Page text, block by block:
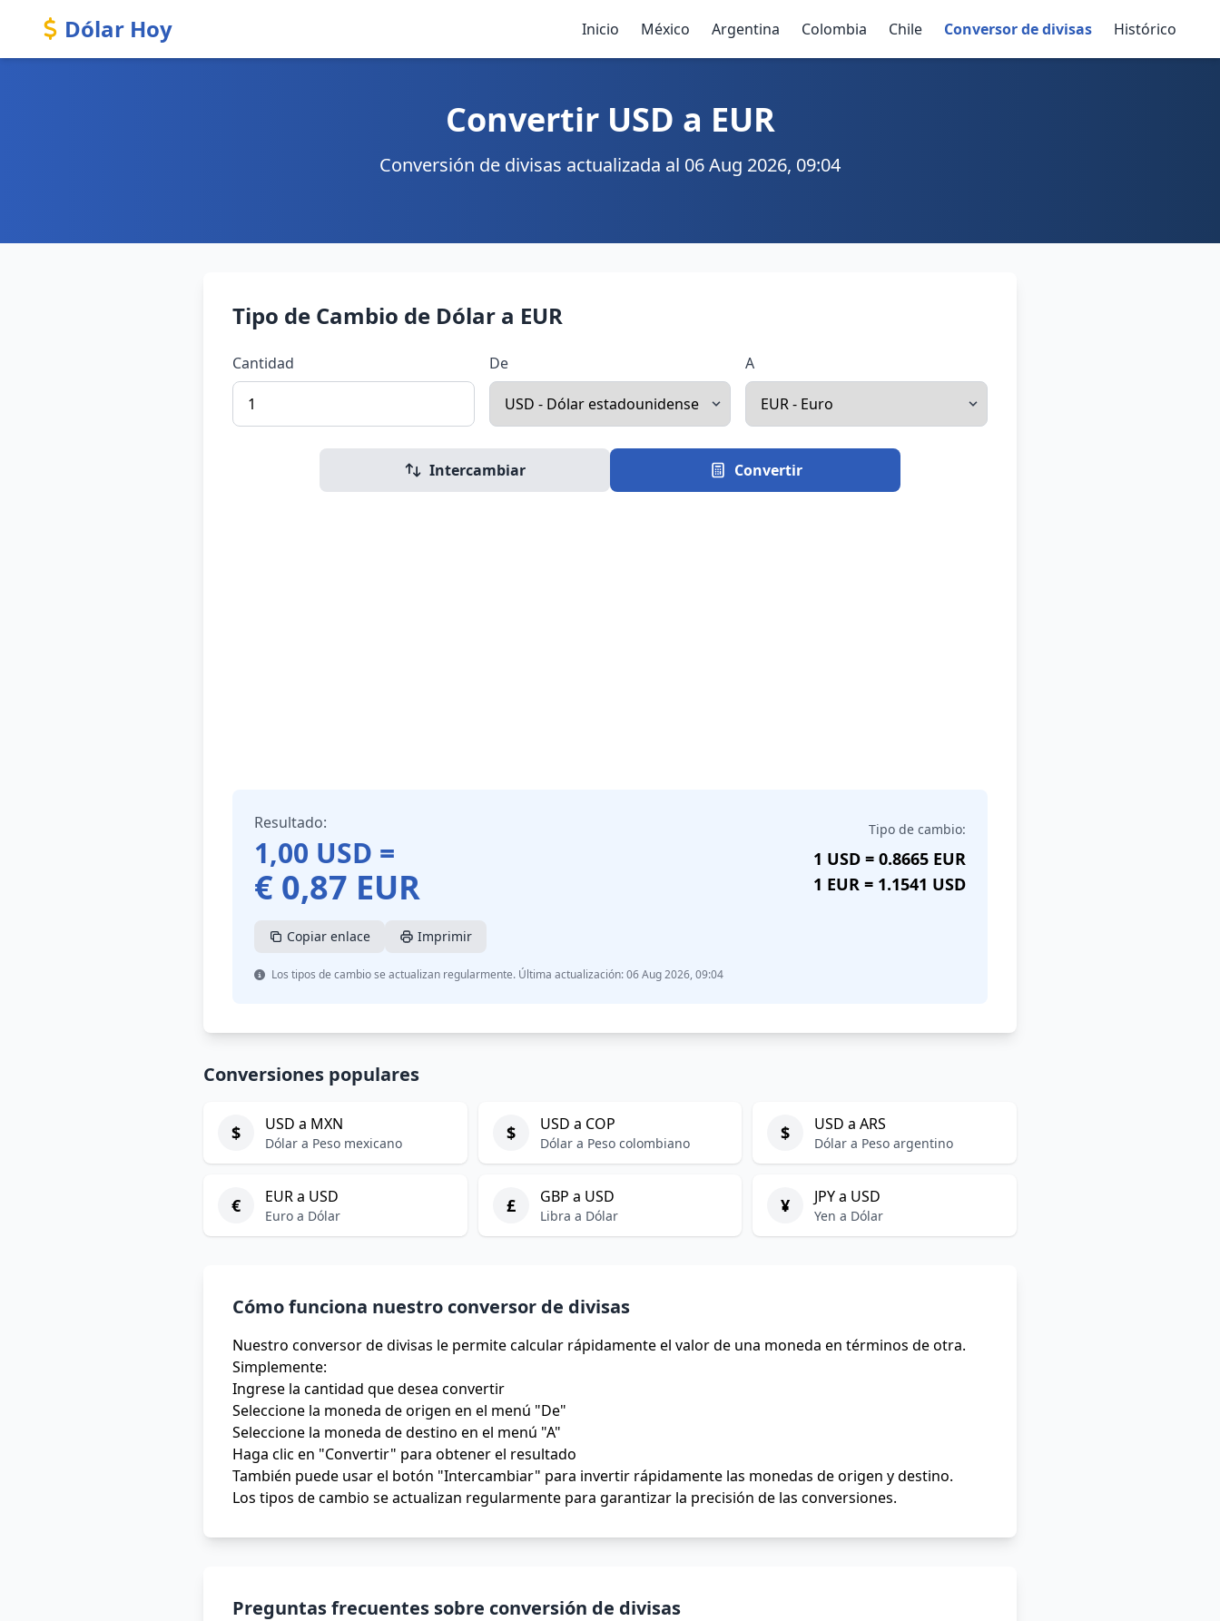
Dólar Hoy Inicio México Argentina Colombia Chile Conversor de divisas Histórico
Convertir USD a EUR
Conversión de divisas actualizada al 06 Aug 2026, 09:04
Tipo de Cambio de Dólar a EUR
Cantidad De A
Intercambiar Convertir
Resultado:
1,00 USD =
€ 0,87 EUR
Tipo de cambio:
1 USD = 0.8665 EUR
1 EUR = 1.1541 USD
Copiar enlace Imprimir
Los tipos de cambio se actualizan regularmente. Última actualización: 06 Aug 2026, 09:04
Conversiones populares
$ USD a MXN
Dólar a Peso mexicano $ USD a COP
Dólar a Peso colombiano $ USD a ARS
Dólar a Peso argentino
€ EUR a USD
Euro a Dólar £ GBP a USD
Libra a Dólar ¥ JPY a USD
Yen a Dólar
Cómo funciona nuestro conversor de divisas
Nuestro conversor de divisas le permite calcular rápidamente el valor de una moneda en términos de otra.
Simplemente:
Ingrese la cantidad que desea convertir
Seleccione la moneda de origen en el menú "De"
Seleccione la moneda de destino en el menú "A"
Haga clic en "Convertir" para obtener el resultado
También puede usar el botón "Intercambiar" para invertir rápidamente las monedas de origen y destino.
Los tipos de cambio se actualizan regularmente para garantizar la precisión de las conversiones.
Preguntas frecuentes sobre conversión de divisas